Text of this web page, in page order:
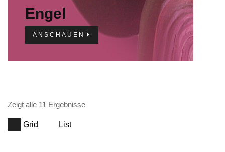
Engel
ANSCHAUEN
Zeigt alle 11 Ergebnisse
Grid List